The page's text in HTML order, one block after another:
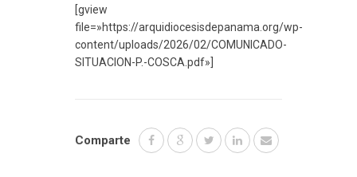
[gview
file=»https://arquidiocesisdepanama.org/wp-
content/uploads/2026/02/COMUNICADO-
SITUACION-P.-COSCA.pdf»]
Comparte